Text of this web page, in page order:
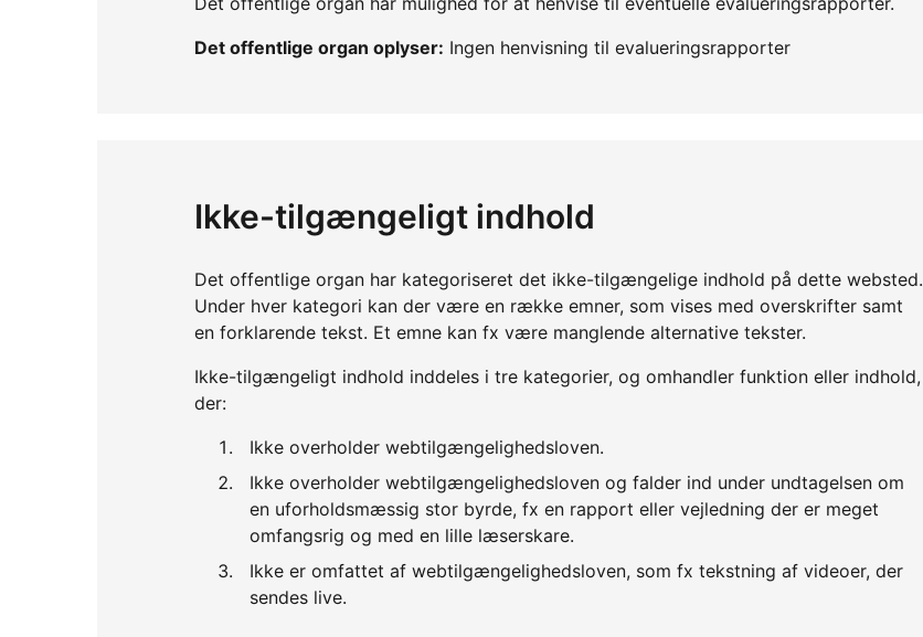
Det offentlige organ oplyser: Ingen henvisning til evalueringsrapporter
Ikke-tilgængeligt indhold
Det offentlige organ har kategoriseret det ikke-tilgængelige indhold på dette websted.
Under hver kategori kan der være en række emner, som vises med overskrifter samt
en forklarende tekst. Et emne kan fx være manglende alternative tekster.
Ikke-tilgængeligt indhold inddeles i tre kategorier, og omhandler funktion eller indhold,
der:
Ikke overholder webtilgængelighedsloven.
Ikke overholder webtilgængelighedsloven og falder ind under undtagelsen om
en uforholdsmæssig stor byrde, fx en rapport eller vejledning der er meget
omfangsrig og med en lille læserskare.
Ikke er omfattet af webtilgængelighedsloven, som fx tekstning af videoer, der
sendes live.